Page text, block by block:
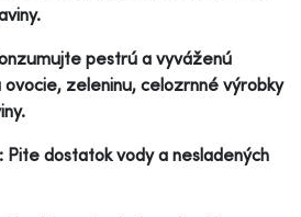
pestrú a vyváženú
zeleninu, celozrnné výrobky
dostatok vody a nesladených